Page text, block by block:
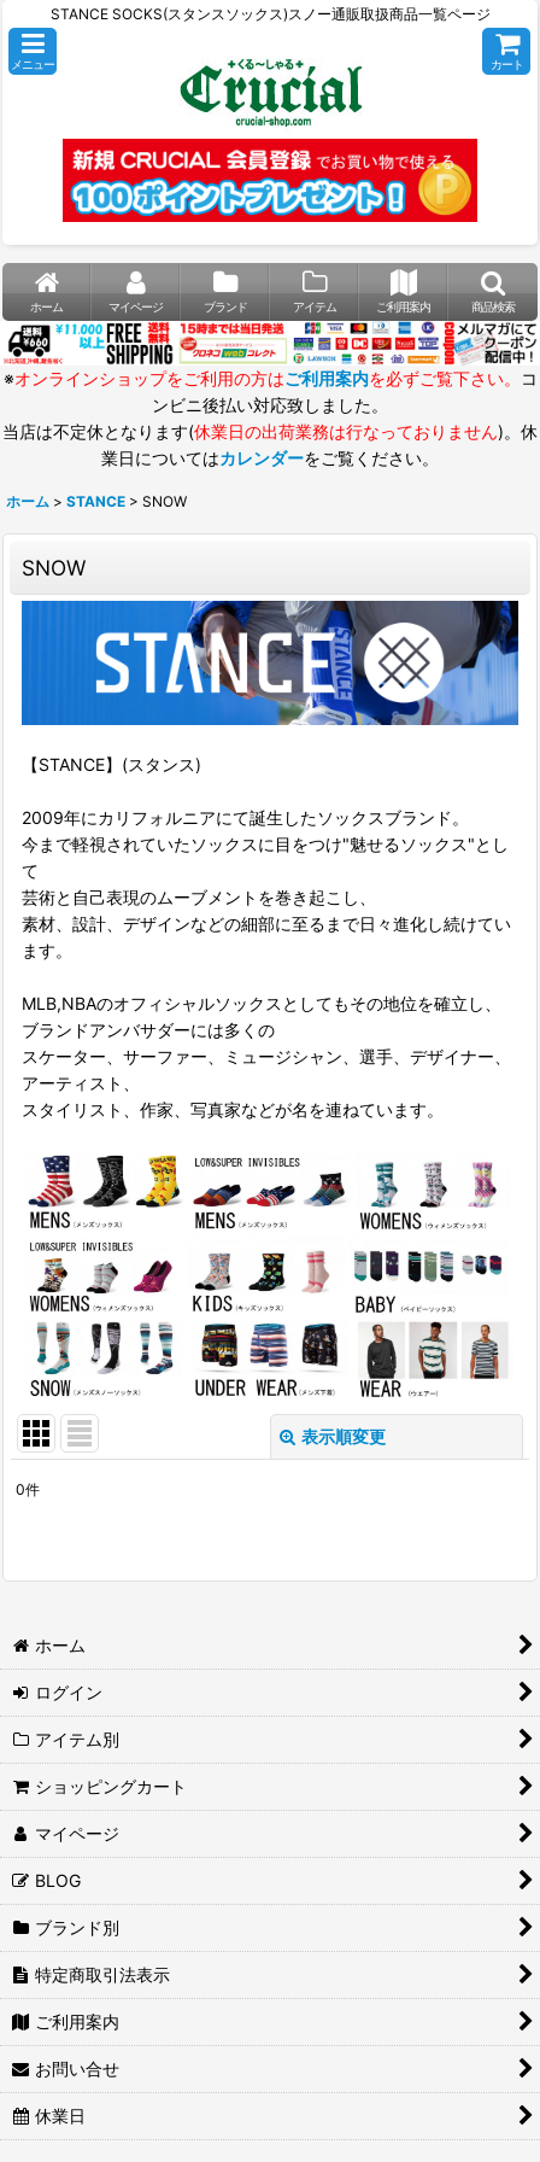
STANCE SOCKS(スタンスソックス)スノー通販取扱商品一覧ページ
メニュー カート
ホーム マイページ ブランド アイテム ご利用案内 商品検索
※オンラインショップをご利用の方はご利用案内を必ずご覧下さい。
コ
ンビニ後払い対応致しました。
当店は不定休となります(休業日の出荷業務は行なっておりません)。休
業日についてはカレンダーをご覧ください。
ホーム > STANCE > SNOW
SNOW
【STANCE】(スタンス)
2009年にカリフォルニアにて誕生したソックスブランド。
今まで軽視されていたソックスに目をつけ"魅せるソックス"とし
て
芸術と自己表現のムーブメントを巻き起こし、
素材、設計、デザインなどの細部に至るまで日々進化し続けてい
ます。
MLB,NBAのオフィシャルソックスとしてもその地位を確立し、
ブランドアンバサダーには多くの
スケーター、サーファー、ミュージシャン、選手、デザイナー、
アーティスト、
スタイリスト、作家、写真家などが名を連ねています。
表示順変更
0件
ホーム
ログイン
アイテム別
ショッピングカート
マイページ
BLOG
ブランド別
特定商取引法表示
ご利用案内
お問い合せ
休業日